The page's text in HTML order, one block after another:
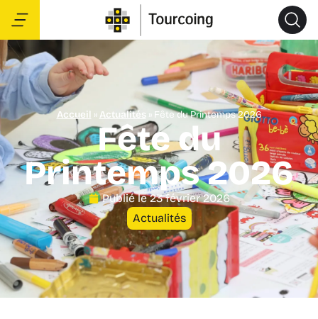
Accueil » Actualités » Fête du Printemps 2026
Fête du
Printemps 2026
Publié le23 février 2026
Actualités